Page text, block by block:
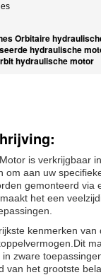
Orbitaire
hydraulische
hydraulische motor
is verkrijgbaar
om aan uw
gemonteerd via
het een
kenmerken van
zware
van het grootste